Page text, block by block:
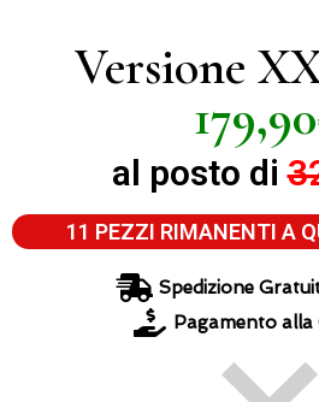
Versione
al posto di
11 PEZZI RIMANENTI A
Spedizione
Pagamento alla